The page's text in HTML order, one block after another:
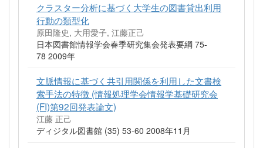
クラスター分析に基づく大学生の図書貸出利用
行動の類型化
原田隆史, 大用愛子, 江藤正己
日本図書館情報学会春季研究集会発表要綱 75-
78 2009年
文脈情報に基づく共引用関係を利用した文書検
索手法の特徴 (情報処理学会情報学基礎研究会
(FI)第92回発表論文)
江藤 正己
ディジタル図書館 (35) 53-60 2008年11月